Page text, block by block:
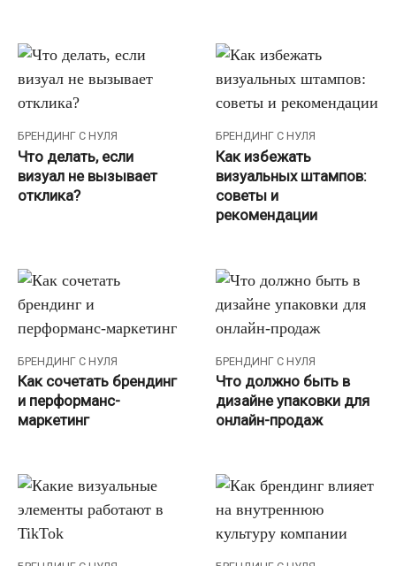
БРЕНДИНГ С НУЛЯ
Что делать, если
визуал не вызывает
отклика?
БРЕНДИНГ С НУЛЯ
Как избежать
визуальных штампов:
советы и
рекомендации
БРЕНДИНГ С НУЛЯ
Как сочетать брендинг
и перформанс-
маркетинг
БРЕНДИНГ С НУЛЯ
Что должно быть в
дизайне упаковки для
онлайн-продаж